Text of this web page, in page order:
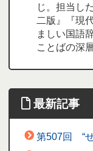
じ。担当し
二版』『現
ましい国語
ことばの深
最新記事
第507回 “